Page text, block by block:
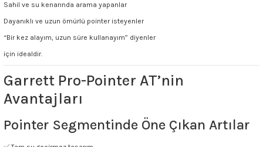
Sahil ve su kenarında arama yapanlar
Dayanıklı ve uzun ömürlü pointer isteyenler
“Bir kez alayım, uzun süre kullanayım” diyenler
için idealdir.
Garrett Pro-Pointer AT’nin
Avantajları
Pointer Segmentinde Öne Çıkan Artılar